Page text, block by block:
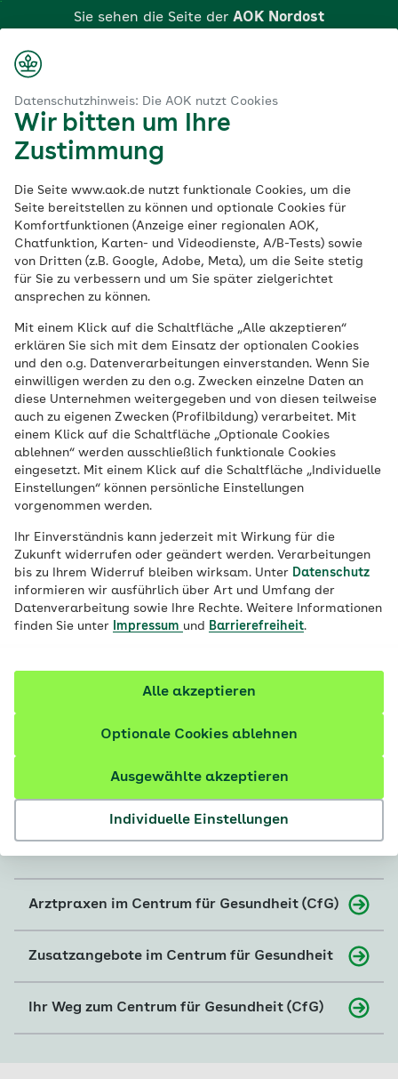
Datenschutzhinweis: Die AOK nutzt Cookies
Wir bitten um Ihre
Zustimmung
Die Seite www.aok.de nutzt funktionale Cookies, um die
Seite bereitstellen zu können und optionale Cookies für
Komfortfunktionen (Anzeige einer regionalen AOK,
Chatfunktion, Karten- und Videodienste, A/B-Tests) sowie
von Dritten (z.B. Google, Adobe, Meta), um die Seite stetig
für Sie zu verbessern und um Sie später zielgerichtet
ansprechen zu können.
Mit einem Klick auf die Schaltfläche „Alle akzeptieren“
erklären Sie sich mit dem Einsatz der optionalen Cookies
und den o.g. Datenverarbeitungen einverstanden. Wenn Sie
einwilligen werden zu den o.g. Zwecken einzelne Daten an
diese Unternehmen weitergegeben und von diesen teilweise
auch zu eigenen Zwecken (Profilbildung) verarbeitet. Mit
einem Klick auf die Schaltfläche „Optionale Cookies
ablehnen“ werden ausschließlich funktionale Cookies
eingesetzt. Mit einem Klick auf die Schaltfläche „Individuelle
Einstellungen“ können persönliche Einstellungen
vorgenommen werden.
Ihr Einverständnis kann jederzeit mit Wirkung für die
Zukunft widerrufen oder geändert werden. Verarbeitungen
bis zu Ihrem Widerruf bleiben wirksam. Unter Datenschutz
informieren wir ausführlich über Art und Umfang der
Datenverarbeitung sowie Ihre Rechte. Weitere Informationen
finden Sie unter
Impressum und Barrierefreiheit.
Individuelle Einstellungen
Ausgewählte akzeptieren
Optionale Cookies ablehnen
Alle akzeptieren
Hauptinhalt
springen
Sie sehen die Seite der AOK Nordost
Klicken Sie hier, wenn Sie zu einer anderen AOK
wechseln möchten.
DasCentrum für
Gesundheitin Berlin
Das Centrum für Gesundheit bietet Ihnen
exklusiv als AOK Nordost-Versicherten mit
einer Vielzahl an Facharztpraxen eine
breite ambulante Versorgung auf hohem
und aktuellen medizinischen Niveau. Alle
Praxen sind barrierefrei zugänglich. Mit
dem Institut für Psychosomatische
Medizin, eine ambulante
psychosomatisch-psychotherapeutische
Einrichtung, wird das ärztliche Spektrum
vervollständigt. Versorgung in besten
© SWECO GmbH
Arztpraxen im Centrum für Gesundheit (CfG)
Zusatzangebote im Centrum für Gesundheit
Ihr Weg zum Centrum für Gesundheit (CfG)